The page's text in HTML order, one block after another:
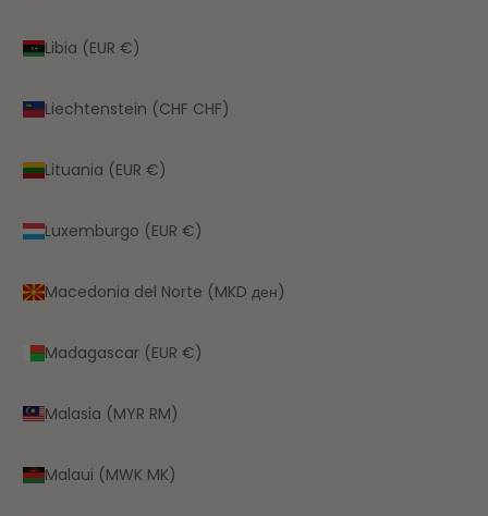
Libia (EUR €)
Liechtenstein (CHF CHF)
Lituania (EUR €)
Luxemburgo (EUR €)
Macedonia del Norte (MKD ден)
Madagascar (EUR €)
Malasia (MYR RM)
Malaui (MWK MK)